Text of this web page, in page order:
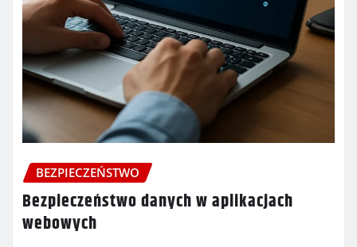
BEZPIECZEŃSTWO
Bezpieczeństwo danych w aplikacjach
webowych